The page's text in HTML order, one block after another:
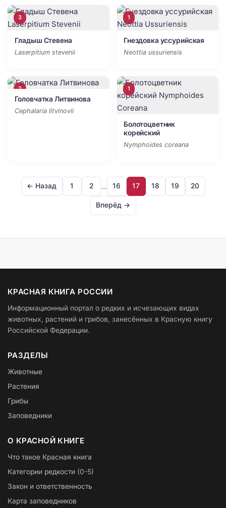
3
Гладыш Стевена
Laserpitium stevenii
1
Гнездовка уссурийская
Neottia ussuriensis
2
Головчатка Литвинова
Cephalaria litvinovii
1
Болотоцветник
корейский
Nymphoides coreana
← Назад 1 2 … 16 17 18 19 20
Вперёд →
КРАСНАЯ КНИГА РОССИИ
Информационный портал о редких и исчезающих видах
животных, растений и грибов, занесённых в Красную книгу
Российской Федерации.
РАЗДЕЛЫ
Животные
Растения
Грибы
Заповедники
О КРАСНОЙ КНИГЕ
Что такое Красная книга
Категории редкости (0-5)
Закон и ответственность
Карта заповедников